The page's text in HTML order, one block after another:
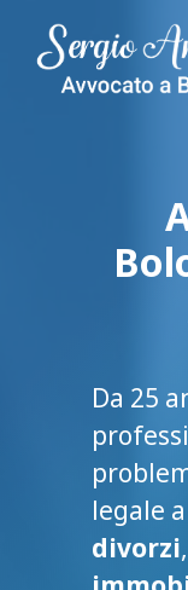
contenuto
Da 25
legale a
divorzi,